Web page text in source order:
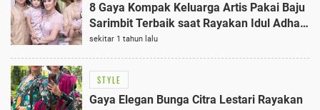
8 Gaya Kompak Keluarga Artis Pakai Baju
Sarimbit Terbaik saat Rayakan Idul Adha
2025
sekitar 1 tahun lalu
STYLE
Gaya Elegan Bunga Citra Lestari Rayakan